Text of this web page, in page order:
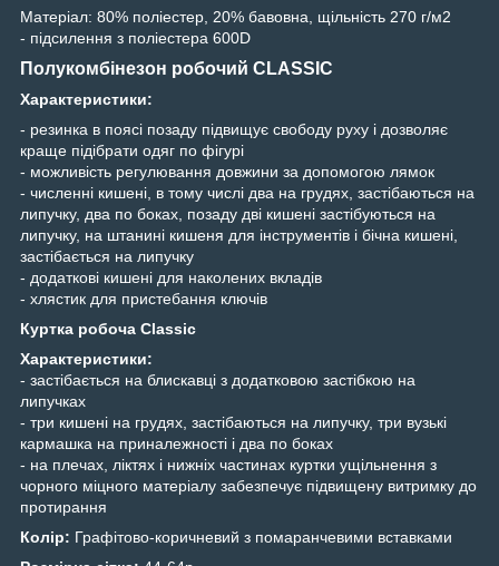
Матеріал: 80% поліестер, 20% бавовна, щільність 270 г/м2
- підсилення з поліестера 600D
Полукомбінезон робочий CLASSIC
Характеристики:
- резинка в поясі позаду підвищує свободу руху і дозволяє
краще підібрати одяг по фігурі
- можливість регулювання довжини за допомогою лямок
- численні кишені, в тому числі два на грудях, застібаються на
липучку, два по боках, позаду дві кишені застібуються на
липучку, на штанині кишеня для інструментів і бічна кишені,
застібається на липучку
- додаткові кишені для наколених вкладів
- хлястик для пристебання ключів
Куртка робоча Classiс
Xарактеристики:
- застібається на блискавці з додатковою застібкою на
липучках
- три кишені на грудях, застібаються на липучку, три вузькі
кармашка на приналежності і два по боках
- на плечах, ліктях і нижніх частинах куртки ущільнення з
чорного міцного матеріалу забезпечує підвищену витримку до
протирання
Колір: Графітово-коричневий з помаранчевими вставками